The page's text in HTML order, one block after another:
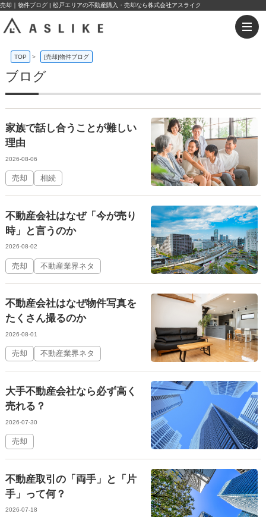
売却｜物件ブログ | 松戸エリアの不動産購入・売却なら株式会社アスライク
TOP > [売却]物件ブログ
ブログ
家族で話し合うことが難しい
理由
2026-08-06
売却 相続
不動産会社はなぜ「今が売り
時」と言うのか
2026-08-02
売却 不動産業界ネタ
不動産会社はなぜ物件写真を
たくさん撮るのか
2026-08-01
売却 不動産業界ネタ
大手不動産会社なら必ず高く
売れる？
2026-07-30
売却
不動産取引の「両手」と「片
手」って何？
2026-07-18